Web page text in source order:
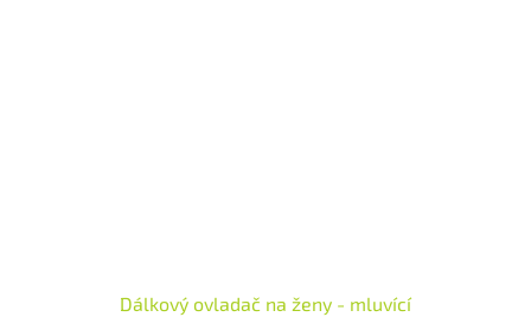
Dálkový ovladač na ženy - mluvící